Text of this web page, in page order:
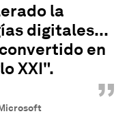
la
digitales...
en
XXI".
”